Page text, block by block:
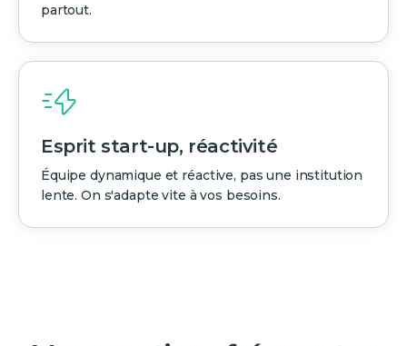
partout.
Esprit start-up, réactivité
Équipe dynamique et réactive, pas une institution
lente. On s'adapte vite à vos besoins.